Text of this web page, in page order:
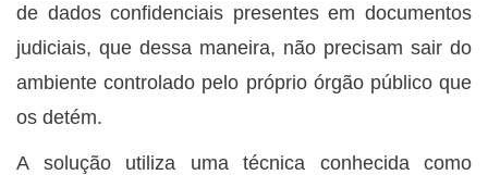
de dados confidenciais presentes em documentos
judiciais, que dessa maneira, não precisam sair do
ambiente controlado pelo próprio órgão público que
os detém.
A solução utiliza uma técnica conhecida como